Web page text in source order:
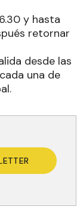
y hasta
retornar
desde las
una de